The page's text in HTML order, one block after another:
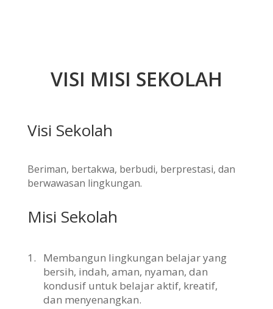
VISI MISI SEKOLAH
Visi Sekolah
Beriman, bertakwa, berbudi, berprestasi, dan
berwawasan lingkungan.
Misi Sekolah
1.
Membangun lingkungan belajar yang
bersih, indah, aman, nyaman, dan
kondusif untuk belajar aktif, kreatif,
dan menyenangkan.